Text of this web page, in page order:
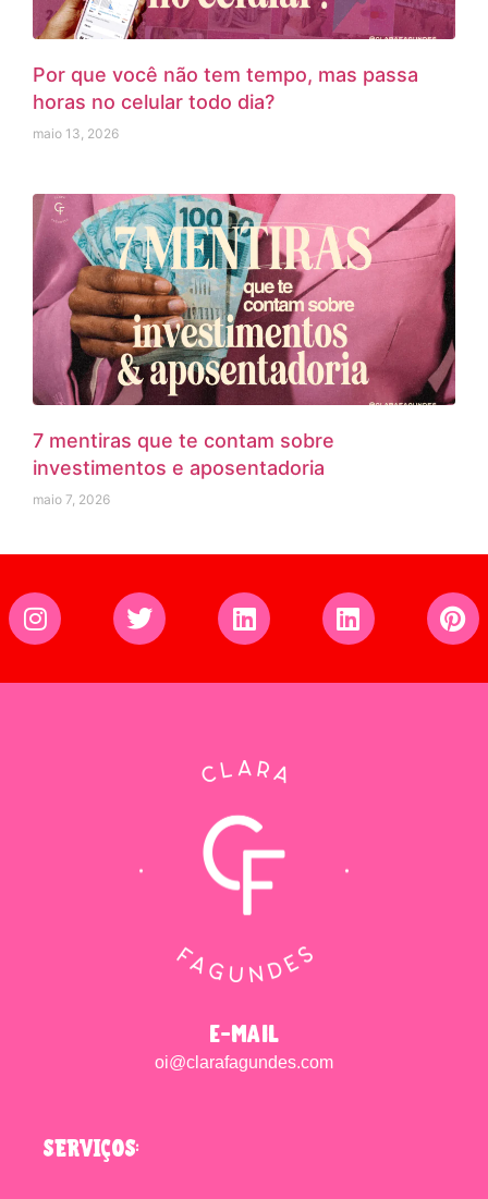
Por que você não tem tempo, mas passa
horas no celular todo dia?
maio 13, 2026
7 mentiras que te contam sobre
investimentos e aposentadoria
maio 7, 2026
e-mail
oi@clarafagundes.com
SERVIÇOS: